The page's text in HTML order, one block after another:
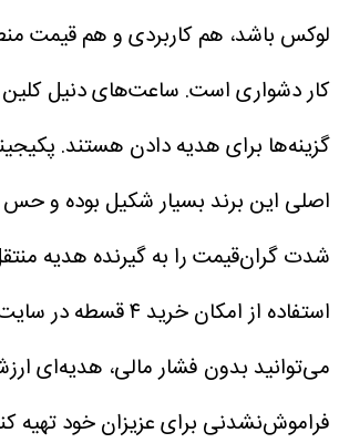
لوکس باشد، هم کاربردی و هم قیمت
کار دشواری است. ساعت‌های دنیل کلین
گزینه‌ها برای هدیه دادن هستند.
اصلی این برند بسیار شکیل بوده و
شدت گران‌قیمت را به گیرنده هدیه
استفاده از امکان خرید ۴
می‌توانید بدون فشار مالی، هدیه‌ای
فراموش‌نشدنی برای عزیزان خود تهیه